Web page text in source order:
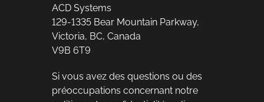
ACD Systems
129-1335 Bear Mountain Parkway,
Victoria, BC, Canada
V9B 6T9
Si vous avez des questions ou des
préoccupations concernant notre